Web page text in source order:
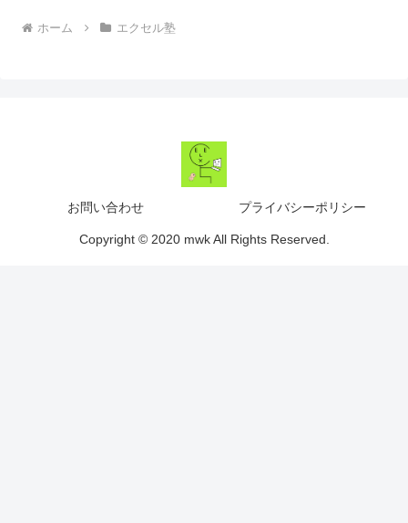
ホーム エクセル塾
お問い合わせ プライバシーポリシー
Copyright © 2020 mwk All Rights Reserved.